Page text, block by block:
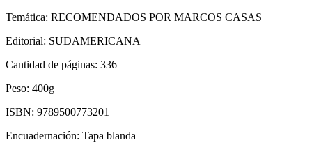
Temática: RECOMENDADOS POR MARCOS CASAS
Editorial: SUDAMERICANA
Cantidad de páginas: 336
Peso: 400g
ISBN: 9789500773201
Encuadernación: Tapa blanda